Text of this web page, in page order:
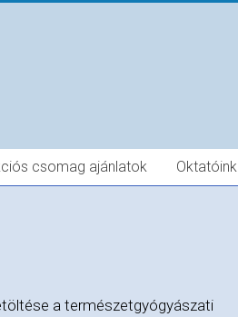
csomag ajánlatok Oktatóink
a természetgyógyászati